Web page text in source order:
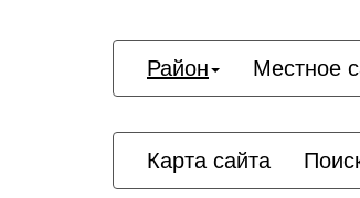
Район Местное
Карта сайта